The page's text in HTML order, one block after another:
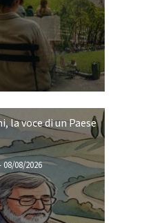
la voce di un Paese
08/08/2026